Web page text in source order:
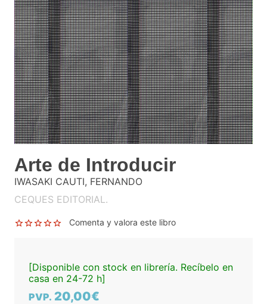
Arte de Introducir
IWASAKI CAUTI, FERNANDO
CEQUES EDITORIAL.
Comenta y valora este libro
[Disponible con stock en librería. Recíbelo en
casa en 24-72 h]
PVP. 20,00€